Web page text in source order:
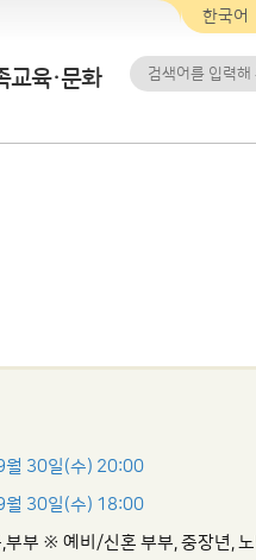
교육·문화
월 30일(수) 20:00
월 30일(수) 18:00
부부 ※ 예비/신혼 부부, 중장년,